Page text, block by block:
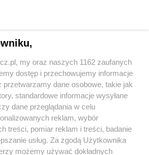
Sp. z o.o. Internetowy Serwis Informacyjny Miasta
PRYWATNOŚCI HOSTING
RSS FACEBOOK KONTAKT
my oraz naszych 1162 zaufanych
dostęp i przechowujemy informacje
przetwarzamy dane osobowe, takie jak
standardowe informacje wysyłane
dane przeglądania w celu
reklam, wybór
treści, pomiar reklam i treści, badanie
usług. Za zgodą Użytkownika
możemy używać dokładnych